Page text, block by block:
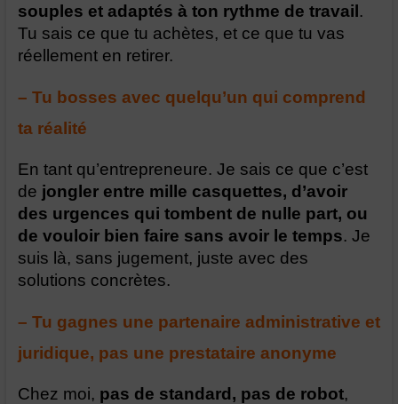
souples et adaptés à ton rythme de travail.
Tu sais ce que tu achètes, et ce que tu vas
réellement en retirer.
– Tu bosses avec quelqu’un qui comprend
ta réalité
En tant qu’entrepreneure. Je sais ce que c’est
de jongler entre mille casquettes, d’avoir
des urgences qui tombent de nulle part, ou
de vouloir bien faire sans avoir le temps. Je
suis là, sans jugement, juste avec des
solutions concrètes.
– Tu gagnes une partenaire administrative et
juridique, pas une prestataire anonyme
Chez moi, pas de standard, pas de robot,